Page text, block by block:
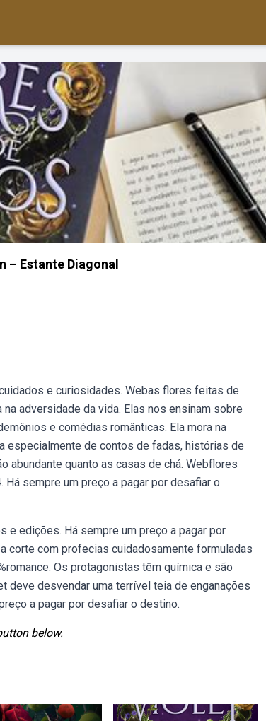
– Estante Diagonal
e curiosidades. Webas flores feitas de
adversidade da vida. Elas nos ensinam sobre
e comédias românticas. Ela mora na
especialmente de contos de fadas, histórias de
abundante quanto as casas de chá. Webflores
sempre um preço a pagar por desafiar o
edições. Há sempre um preço a pagar por
corte com profecias cuidadosamente formuladas
Os protagonistas têm química e são
deve desvendar uma terrível teia de enganações
a pagar por desafiar o destino.
below.